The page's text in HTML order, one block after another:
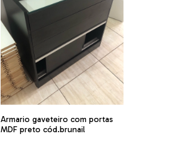
Armario gaveteiro com portas
MDF preto cód.brunail